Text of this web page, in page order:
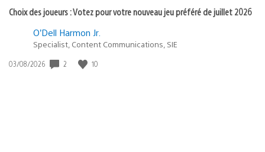
Choix des joueurs : Votez pour votre nouveau jeu préféré de juillet 2026
O’Dell Harmon Jr.
Specialist, Content Communications, SIE
Date
03/08/2026 2 10